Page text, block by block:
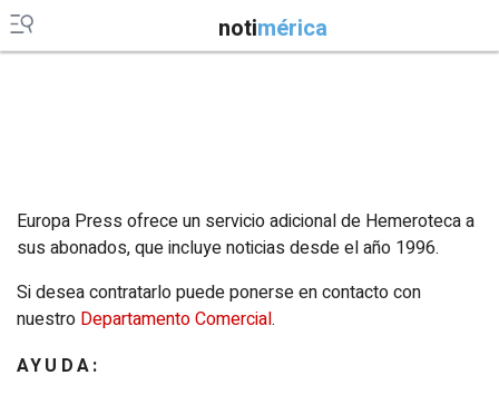
Asturias
Vídeos
Fotos
Newsletters
Productos
notimérica
Europa Press ofrece un servicio adicional de Hemeroteca a
sus abonados, que incluye noticias desde el año 1996.
Si desea contratarlo puede ponerse en contacto con
nuestro Departamento Comercial.
AYUDA: